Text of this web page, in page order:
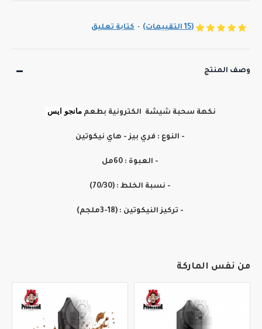
(15 التقييمات) - كتابة تعليق
وصف المنتج
نكهة سحبة شيشة الكترونية بطعممانجو ايس
- النوع : فري بيز - هاي نيكوتين
- العبوة : 60مل
- نسبة الخلط : (70/30)
- تركيز النيكوتين : (18-3ملجم)
من نفس الماركة